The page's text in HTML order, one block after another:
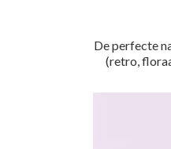
De perfecte
(retro,